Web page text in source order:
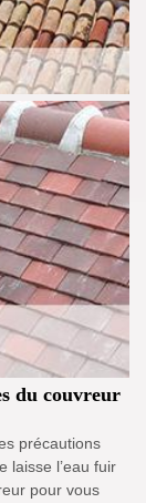
du couvreur
précautions
laisse l’eau fuir
pour vous